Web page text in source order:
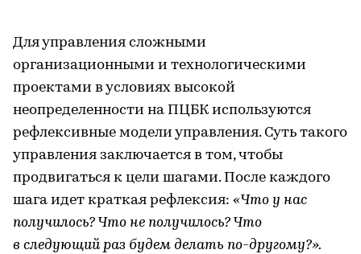
Для управления сложными
организационными и технологическими
проектами в условиях высокой
неопределенности на ПЦБК используются
рефлексивные модели управления. Суть такого
управления заключается в том, чтобы
продвигаться к цели шагами. После каждого
шага идет краткая рефлексия: «Что у нас
получилось? Что не получилось? Что
в следующий раз будем делать по-другому?».